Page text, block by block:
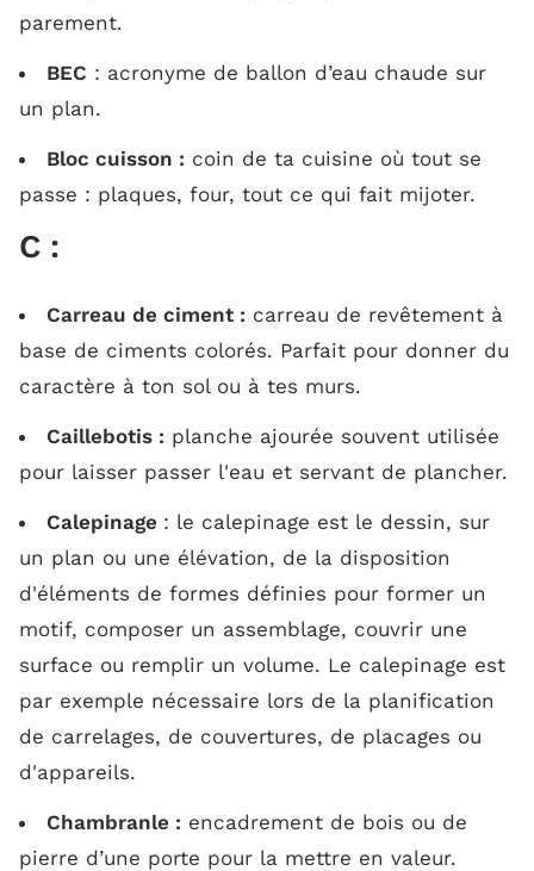
parement.
BEC : acronyme de ballon d’eau chaude sur
un plan.
Bloc cuisson : coin de ta cuisine où tout se
passe : plaques, four, tout ce qui fait mijoter.
C :
Carreau de ciment : carreau de revêtement à
base de ciments colorés. Parfait pour donner du
caractère à ton sol ou à tes murs.
Caillebotis : planche ajourée souvent utilisée
pour laisser passer l'eau et servant de plancher.
Calepinage : le calepinage est le dessin, sur
un plan ou une élévation, de la disposition
d'éléments de formes définies pour former un
motif, composer un assemblage, couvrir une
surface ou remplir un volume. Le calepinage est
par exemple nécessaire lors de la planification
de carrelages, de couvertures, de placages ou
d'appareils.
Chambranle : encadrement de bois ou de
pierre d’une porte pour la mettre en valeur.